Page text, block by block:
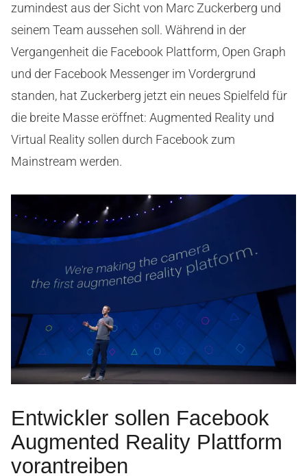
zumindest aus der Sicht von Marc Zuckerberg und
seinem Team aussehen soll. Während in der
Vergangenheit die Facebook Plattform, Open Graph
und der Facebook Messenger im Vordergrund
standen, hat Zuckerberg jetzt ein neues Spielfeld für
die breite Masse eröffnet: Augmented Reality und
Virtual Reality sollen durch Facebook zum
Mainstream werden.
Entwickler sollen Facebook
Augmented Reality Plattform
vorantreiben